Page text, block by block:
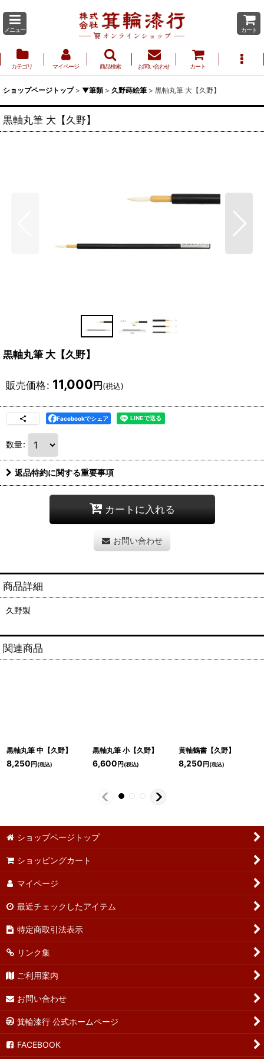
メニュー カート
カテゴリ マイページ 商品検索 お問い合わせ カート
ショップページトップ > ▼筆類 > 久野蒔絵筆 > 黒軸丸筆 大【久野】
黒軸丸筆 大【久野】
黒軸丸筆 大【久野】
販売価格: 11,000円(税込)
Facebookでシェア
数量:
返品特約に関する重要事項
カートに入れる
お問い合わせ
商品詳細
久野製
関連商品
黒軸丸筆 中【久野】
8,250 円(税込)
黒軸丸筆 小【久野】
6,600 円(税込)
黄軸鶴書【久野】
8,250 円(税込)
ショップページトップ
ショッピングカート
マイページ
最近チェックしたアイテム
特定商取引法表示
リンク集
ご利用案内
お問い合わせ
箕輪漆行 公式ホームページ
FACEBOOK